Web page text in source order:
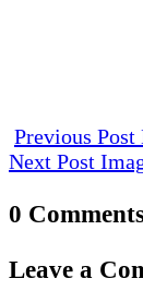
Previous Post
Next Post
0
Leave a